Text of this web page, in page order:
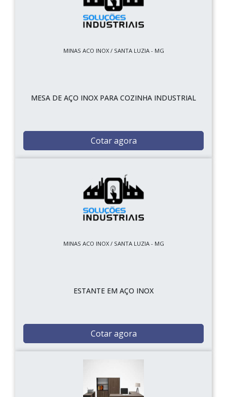
MINAS ACO INOX / SANTA LUZIA - MG
MESA DE AÇO INOX PARA COZINHA INDUSTRIAL
Cotar agora
MINAS ACO INOX / SANTA LUZIA - MG
ESTANTE EM AÇO INOX
Cotar agora